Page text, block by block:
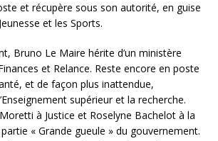
et récupère sous son autorité, en guise
et les Sports.
Bruno Le Maire hérite d’un ministère
et Relance. Reste encore en poste
et de façon plus inattendue,
supérieur et la recherche.
à Justice et Roselyne Bachelot à la
« Grande gueule » du gouvernement.